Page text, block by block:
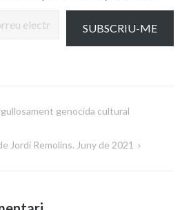
SUBSCRIU-ME
genocida cultural
Jordi Remolins. Juny de 2021